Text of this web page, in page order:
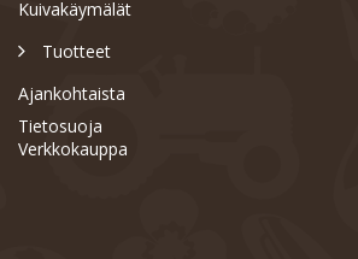
Kuivakäymälät
Tuotteet
Ajankohtaista
Tietosuoja
Verkkokauppa